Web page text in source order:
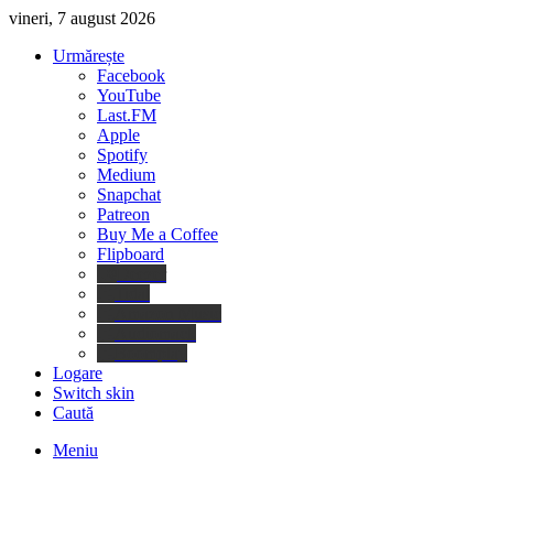
vineri, 7 august 2026
Urmărește
Facebook
YouTube
Last.FM
Apple
Spotify
Medium
Snapchat
Patreon
Buy Me a Coffee
Flipboard
Logare
Switch skin
Caută
Meniu